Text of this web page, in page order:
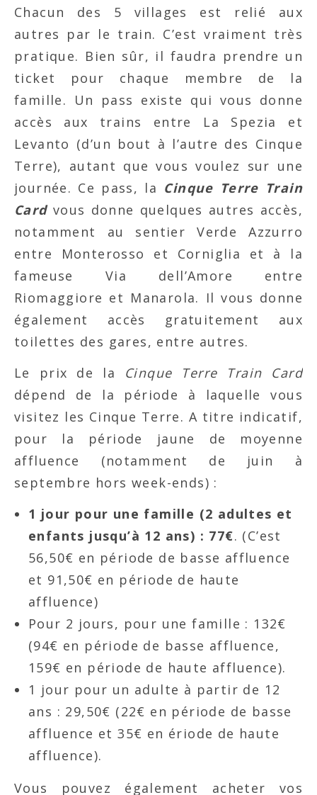
Chacun des 5 villages est relié aux
autres par le train. C’est vraiment très
pratique. Bien sûr, il faudra prendre un
ticket pour chaque membre de la
famille. Un pass existe qui vous donne
accès aux trains entre La Spezia et
Levanto (d’un bout à l’autre des Cinque
Terre), autant que vous voulez sur une
journée. Ce pass, la Cinque Terre Train
Cardvous donne quelques autres accès,
notamment au sentier Verde Azzurro
entre Monterosso et Corniglia et à la
fameuse Via dell’Amore entre
Riomaggiore et Manarola. Il vous donne
également accès gratuitement aux
toilettes des gares, entre autres.
Le prix de la Cinque Terre Train Card
dépend de la période à laquelle vous
visitez les Cinque Terre. A titre indicatif,
pour la période jaune de moyenne
affluence (notamment de juin à
septembre hors week-ends) :
1 jour pour une famille (2 adultes et
enfants jusqu’à 12 ans) : 77€. (C’est
56,50€ en période de basse affluence
et 91,50€ en période de haute
affluence)
Pour 2 jours, pour une famille : 132€
(94€ en période de basse affluence,
159€ en période de haute affluence).
1 jour pour un adulte à partir de 12
ans : 29,50€ (22€ en période de basse
affluence et 35€ en ériode de haute
affluence).
Vous pouvez également acheter vos